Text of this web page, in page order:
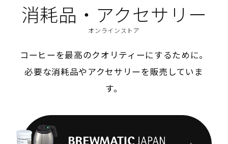
消耗品・アクセサリー
オンラインストア
コーヒーを最高のクオリティーにするために。
必要な消耗品やアクセサリーを販売していま
す。